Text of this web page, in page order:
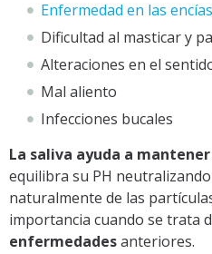
Enfermedad en las encías
Dificultad al masticar y
Alteraciones en el
Mal aliento
Infecciones bucales
La saliva ayuda a
equilibra su PH
naturalmente de las
importancia cuando se trata
enfermedadesanteriores.